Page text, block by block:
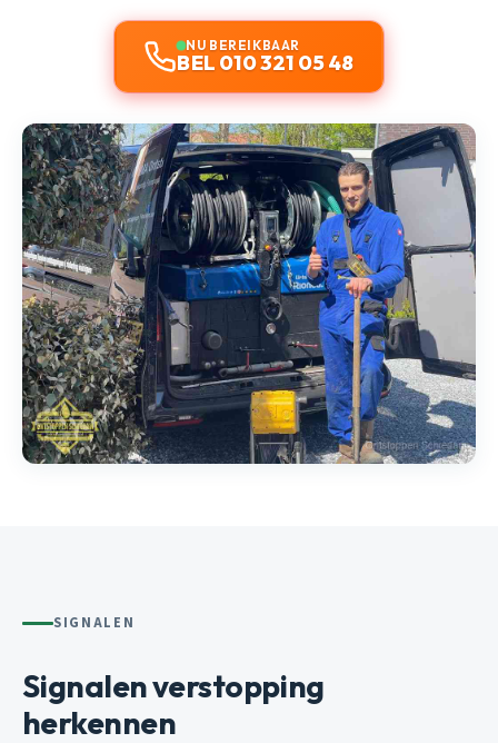
NU BEREIKBAAR
BEL 010 321 05 48
SIGNALEN
Signalen verstopping
herkennen